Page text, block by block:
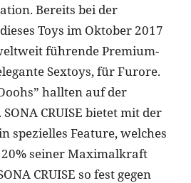
Bereits bei der
Toys im Oktober 2017
führende Premium-
Sextoys, für Furore.
hallten auf der
CRUISE bietet mit der
spezielles Feature, welches
seiner Maximalkraft
CRUISE so fest gegen